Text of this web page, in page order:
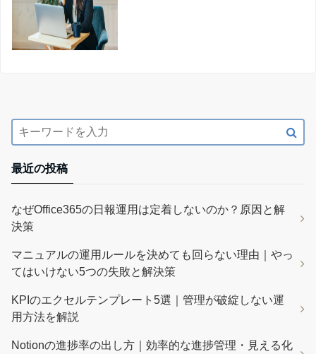
最近の投稿
なぜOffice365の日報運用は定着しないのか？原因と解
決策
マニュアルの運用ルールを決めても回らない理由｜やっ
てはいけない5つの失敗と解決策
KPIのエクセルテンプレート5選｜管理が破綻しない運
用方法を解説
Notionの進捗率の出し方｜効率的な進捗管理・見える化